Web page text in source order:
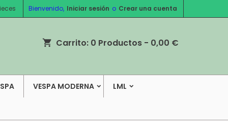
Bienvenido, Iniciar sesión o Crear una cuenta
shopping_cart Carrito: 0 Productos - 0,00 €
VESPA MODERNA LML